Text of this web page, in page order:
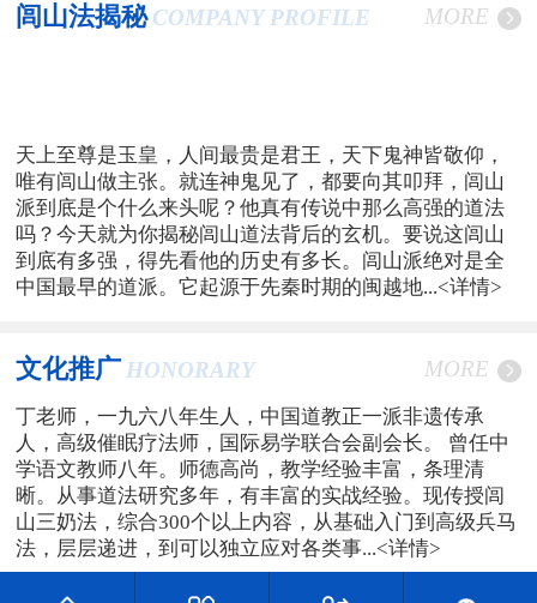
闾山法揭秘 COMPANY PROFILE MORE
天上至尊是玉皇，人间最贵是君王，天下鬼神皆敬仰，
唯有闾山做主张。就连神鬼见了，都要向其叩拜，闾山
派到底是个什么来头呢？他真有传说中那么高强的道法
吗？今天就为你揭秘闾山道法背后的玄机。要说这闾山
到底有多强，得先看他的历史有多长。闾山派绝对是全
中国最早的道派。它起源于先秦时期的闽越地...<详情>
文化推广 HONORARY MORE
丁老师，一九六八年生人，中国道教正一派非遗传承
人，高级催眠疗法师，国际易学联合会副会长。 曾任中
学语文教师八年。师德高尚，教学经验丰富，条理清
晰。从事道法研究多年，有丰富的实战经验。现传授闾
山三奶法，综合300个以上内容，从基础入门到高级兵马
法，层层递进，到可以独立应对各类事...<详情>